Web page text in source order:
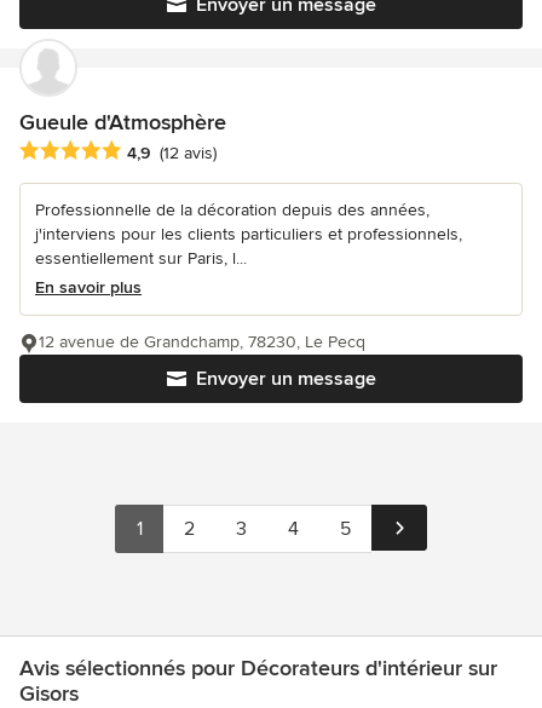
Envoyer un message
Gueule d'Atmosphère
Note moyenne : 4.9 étoiles sur 5
4,9 (12 avis)
Professionnelle de la décoration depuis des années,
j'interviens pour les clients particuliers et professionnels,
essentiellement sur Paris, l...
En savoir plus
Envoyer un message
12 avenue de Grandchamp, 78230, Le Pecq
1 2 3 4 5
Avis sélectionnés pour Décorateurs d'intérieur sur
Gisors